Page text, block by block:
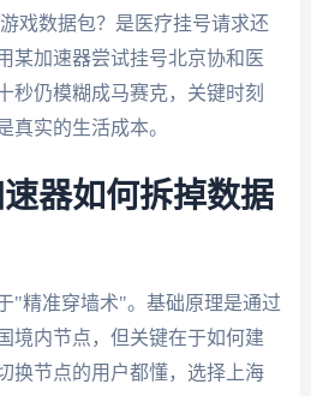
戏数据包？是医疗挂号请求还
某加速器尝试挂号北京协和医
秒仍模糊成马赛克，关键时刻
真实的生活成本。
器如何拆掉数据
"精准穿墙术"。基础原理是通过
境内节点，但关键在于如何建
换节点的用户都懂，选择上海